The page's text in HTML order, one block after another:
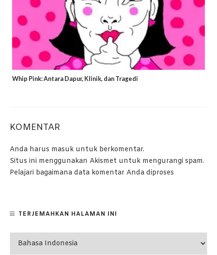
Whip Pink: Antara Dapur, Klinik, dan Tragedi
KOMENTAR
Anda harus masuk untuk berkomentar.
Situs ini menggunakan Akismet untuk mengurangi spam.
Pelajari bagaimana data komentar Anda diproses
TERJEMAHKAN HALAMAN INI